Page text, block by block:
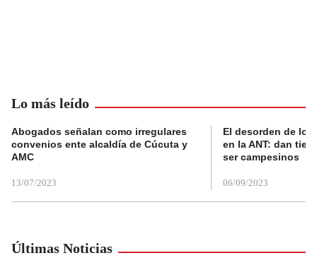
Lo más leído
Abogados señalan como irregulares
convenios ente alcaldía de Cúcuta y
AMC
13/07/2023
El desorden de
en la ANT: dan
ser campesinos
06/09/2023
Últimas Noticias